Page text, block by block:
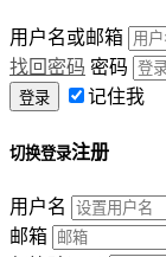
用户名或邮箱
找回密码 密码
记住我
切换登录注册
用户名
邮箱